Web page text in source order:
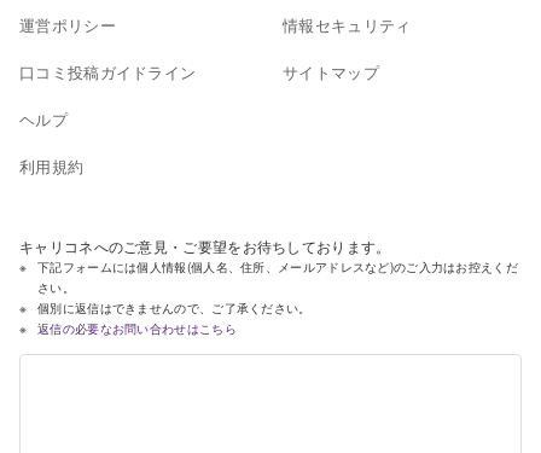
運営ポリシー
口コミ投稿ガイドライン
ヘルプ
利用規約
情報セキュリティ
サイトマップ
キャリコネへのご意見・ご要望をお待ちしております。
下記フォームには個人情報(個人名、住所、メールアドレスなど)のご入力はお控えくだ
さい。
個別に返信はできませんので、ご了承ください。
返信の必要なお問い合わせはこちら